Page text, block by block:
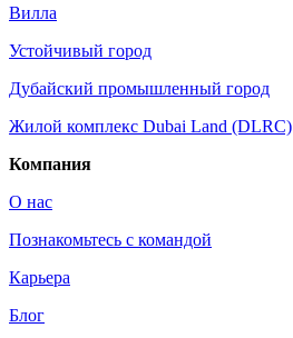
Вилла
Устойчивый город
Дубайский промышленный город
Жилой комплекс Dubai Land (DLRC)
Компания
О нас
Познакомьтесь с командой
Карьера
Блог